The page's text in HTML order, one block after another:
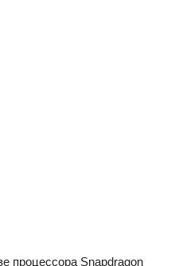
процессора Snapdragon